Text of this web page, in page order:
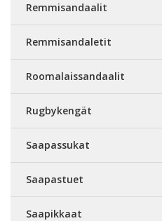
Remmisandaalit
Remmisandaletit
Roomalaissandaalit
Rugbykengät
Saapassukat
Saapastuet
Saapikkaat